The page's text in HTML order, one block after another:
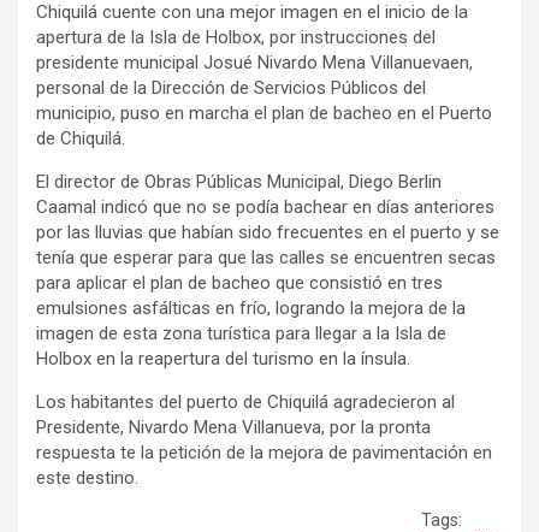
Chiquilá cuente con una mejor imagen en el inicio de la
apertura de la Isla de Holbox, por instrucciones del
presidente municipal Josué Nivardo Mena Villanuevaen,
personal de la Dirección de Servicios Públicos del
municipio, puso en marcha el plan de bacheo en el Puerto
de Chiquilá.
El director de Obras Públicas Municipal, Diego Berlin
Caamal indicó que no se podía bachear en días anteriores
por las lluvias que habían sido frecuentes en el puerto y se
tenía que esperar para que las calles se encuentren secas
para aplicar el plan de bacheo que consistió en tres
emulsiones asfálticas en frío, logrando la mejora de la
imagen de esta zona turística para llegar a la Isla de
Holbox en la reapertura del turismo en la ínsula.
Los habitantes del puerto de Chiquilá agradecieron al
Presidente, Nivardo Mena Villanueva, por la pronta
respuesta te la petición de la mejora de pavimentación en
este destino.
Tags: